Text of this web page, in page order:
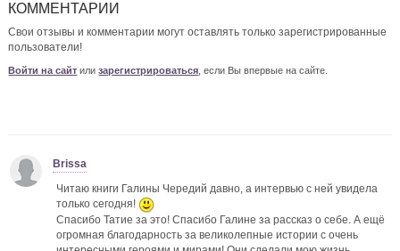
КОММЕНТАРИИ
Свои отзывы и комментарии могут оставлять только зарегистрированные
пользователи!
Войти на сайт илизарегистрироваться , если Вы впервые на сайте.
Brissa
Читаю книги Галины Чередий давно, а интервью с ней увидела
только сегодня!
Спасибо Татие за это! Спасибо Галине за рассказ о себе. А ещё
огромная благодарность за великолепные истории с очень